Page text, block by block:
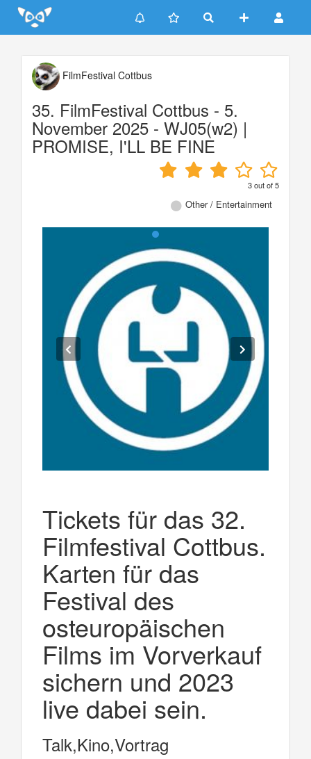
Update cookies preferences
FilmFestival Cottbus
35. FilmFestival Cottbus - 5.
November 2025 - WJ05(w2) |
PROMISE, I'LL BE FINE
3out of5
Other / Entertainment
Tickets für das 32.
Filmfestival Cottbus.
Karten für das
Festival des
osteuropäischen
Films im Vorverkauf
sichern und 2023
live dabei sein.
Talk,Kino,Vortrag